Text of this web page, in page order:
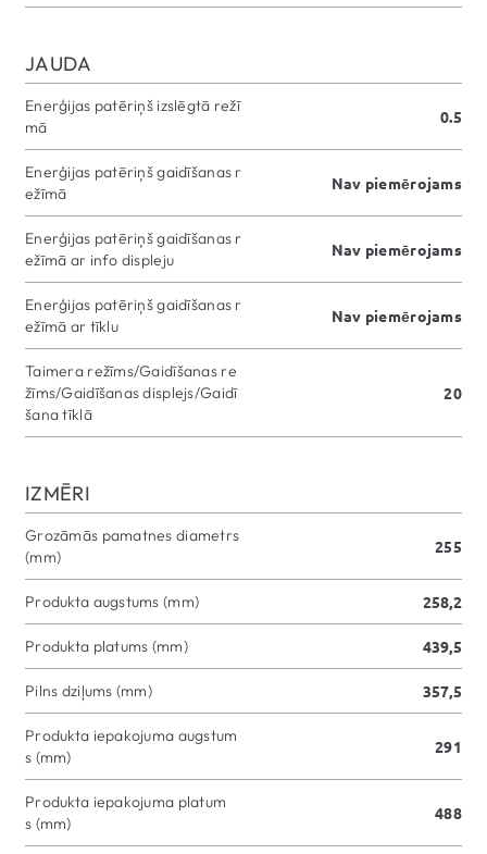
JAUDA
Enerģijas patēriņš izslēgtā režī
mā
0.5
Enerģijas patēriņš gaidīšanas r
ežīmā
Nav piemērojams
Enerģijas patēriņš gaidīšanas r
ežīmā ar info displeju
Nav piemērojams
Enerģijas patēriņš gaidīšanas r
ežīmā ar tīklu
Nav piemērojams
Taimera režīms/Gaidīšanas re
žīms/Gaidīšanas displejs/Gaidī
šana tīklā
20
IZMĒRI
Grozāmās pamatnes diametrs
(mm)
255
Produkta augstums (mm) 258,2
Produkta platums (mm) 439,5
Pilns dziļums (mm) 357,5
Produkta iepakojuma augstum
s (mm)
291
Produkta iepakojuma platum
s (mm)
488